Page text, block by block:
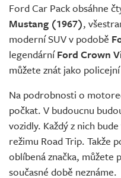
Ford Car Pack obsáhne
Mustang (1967),
moderní SUV v podobě
legendárníFord Crown
můžete znát jako
Na podrobnosti o
počkat. V budoucnu
vozidly. Každý z nich
režimu Road Trip. Takže
oblíbená značka, můžete
současné době neznáme.